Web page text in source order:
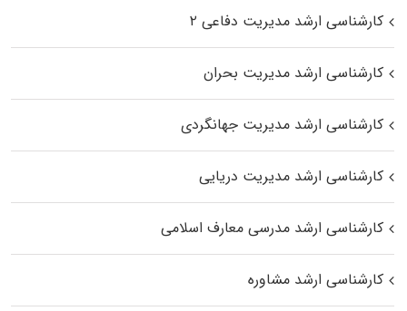
کارشناسی ارشد مدیریت دفاعی ۲
کارشناسی ارشد مدیریت بحران
کارشناسی ارشد مدیریت جهانگردی
کارشناسی ارشد مدیریت دریایی
کارشناسی ارشد مدرسی معارف اسلامی
کارشناسی ارشد مشاوره